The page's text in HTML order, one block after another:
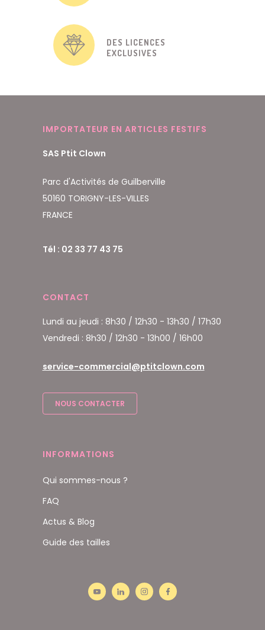
DES LICENCES
EXCLUSIVES
IMPORTATEUR EN ARTICLES FESTIFS
SAS Ptit Clown
Parc d'Activités de Guilberville
50160 TORIGNY-LES-VILLES
FRANCE
Tél : 02 33 77 43 75
CONTACT
Lundi au jeudi : 8h30 / 12h30 - 13h30 / 17h30
Vendredi : 8h30 / 12h30 - 13h00 / 16h00
service-commercial@ptitclown.com
NOUS CONTACTER
INFORMATIONS
Qui sommes-nous ?
FAQ
Actus & Blog
Guide des tailles